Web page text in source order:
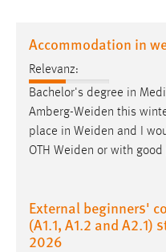
Accommodation in
Relevanz:
Bachelor's degree in
Amberg-Weiden this
place in Weiden and I
OTH Weiden or with
External beginners'
(A1.1, A1.2 and
2026
staticfilecache
Zweck:
Für performante
gespeichert, ob man
Sprachpräferenz
site-language-
Zweck: